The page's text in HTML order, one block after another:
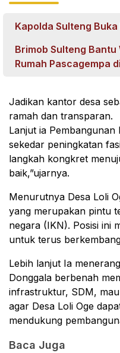
Kapolda Sulteng
Brimob Sulteng
Rumah Pascagempa
Jadikan kantor desa
ramah dan transparan.
Lanjut ia
sekedar peningkatan
langkah kongkret
baik,”ujarnya.
Menurutnya Desa Loli
yang merupakan pintu
negara (IKN). Posisi ini
untuk terus
Lebih lanjut Ia
Donggala berbenah
infrastruktur, SDM,
agar Desa Loli Oge
mendukung
Baca Juga